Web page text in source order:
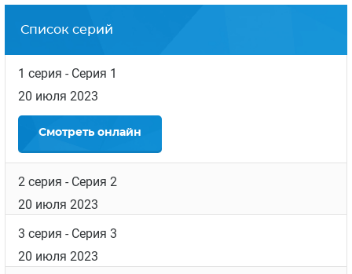
Список серий
1 серия - Серия 1
20 июля 2023
Смотреть онлайн
2 серия - Серия 2
20 июля 2023
3 серия - Серия 3
20 июля 2023